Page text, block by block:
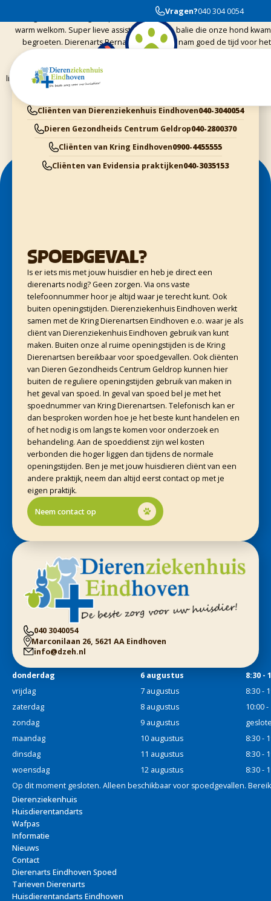
Vragen?040 304 0054
Hier geweest voor een second opinion. Wat een verademing na
voorgaande ervaringen op meerdere plekken. Vanaf binnenkomst een
warm welkom. Super lieve assistente aan de balie die onze hond kwam
begroeten. Dierenarts Bernard Valkenburg nam goed de tijd voor het
geruststelling. Je ziet dat deze mensen hun werk serieus nemen en echt
liefde voor de dieren hebben, maar ook jou als eigenaar zien staan met al
Cliënten van Dierenziekenhuis Eindhoven040-3040054
Dieren Gezondheids Centrum Geldrop040-2800370
Cliënten van Kring Eindhoven0900-4455555
Cliënten van Evidensia praktijken040-3035153
Spoedgeval?
Is er iets mis met jouw huisdier en heb je direct een
dierenarts nodig? Geen zorgen. Via ons vaste
telefoonnummer hoor je altijd waar je terecht kunt. Ook
buiten openingstijden. Dierenziekenhuis Eindhoven werkt
samen met de Kring Dierenartsen Eindhoven e.o. waar je als
cliënt van Dierenziekenhuis Eindhoven gebruik van kunt
maken. Buiten onze al ruime openingstijden is de Kring
Dierenartsen bereikbaar voor spoedgevallen. Ook cliënten
van Dieren Gezondheids Centrum Geldrop kunnen hier
buiten de reguliere openingstijden gebruik van maken in
het geval van spoed. In geval van spoed bel je met het
spoednummer van Kring Dierenartsen. Telefonisch kan er
dan besproken worden hoe je het beste kunt handelen en
of het nodig is om langs te komen voor onderzoek en
behandeling. Aan de spoeddienst zijn wel kosten
verbonden die hoger liggen dan tijdens de normale
openingstijden. Ben je met jouw huisdieren cliënt van een
andere praktijk, neem dan altijd eerst contact op met je
eigen praktijk.
Neem contact op
040 3040054
Marconilaan 26, 5621 AA Eindhoven
info@dzeh.nl
donderdag 6 augustus
8:30 -
vrijdag
7 augustus
8:30 -
zaterdag
8 augustus
10:00 -
zondag
9 augustus
maandag
10 augustus
8:30 -
dinsdag
11 augustus
8:30 -
woensdag
12 augustus
8:30 -
Op dit moment gesloten. Alleen beschikbaar voor spoedgevallen.
Dierenziekenhuis
Huisdierentandarts
Wafpas
Informatie
Nieuws
Contact
Dierenarts Eindhoven Spoed
Tarieven Dierenarts
Huisdierentandarts Eindhoven